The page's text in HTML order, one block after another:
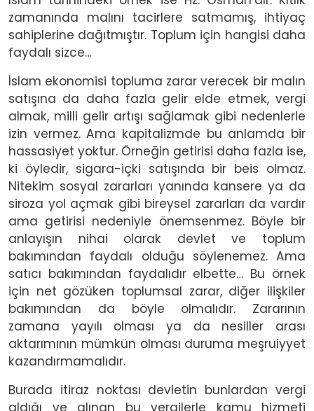
zamanında malını tacirlere satmamış, ihtiyaç
sahiplerine dağıtmıştır. Toplum için hangisi daha
faydalı sizce…
İslam ekonomisi topluma zarar verecek bir malın
satışına da daha fazla gelir elde etmek, vergi
almak, milli gelir artışı sağlamak gibi nedenlerle
izin vermez. Ama kapitalizmde bu anlamda bir
hassasiyet yoktur. Örneğin getirisi daha fazla ise,
ki öyledir, sigara-içki satışında bir beis olmaz.
Nitekim sosyal zararları yanında kansere ya da
siroza yol açmak gibi bireysel zararları da vardır
ama getirisi nedeniyle önemsenmez. Böyle bir
anlayışın nihai olarak devlet ve toplum
bakımından faydalı olduğu söylenemez. Ama
satıcı bakımından faydalıdır elbette… Bu örnek
için net gözüken toplumsal zarar, diğer ilişkiler
bakımından da böyle olmalıdır. Zararının
zamana yayılı olması ya da nesiller arası
aktarımının mümkün olması duruma meşruiyyet
kazandırmamalıdır.
Burada itiraz noktası devletin bunlardan vergi
aldığı ve alınan bu vergilerle kamu hizmeti